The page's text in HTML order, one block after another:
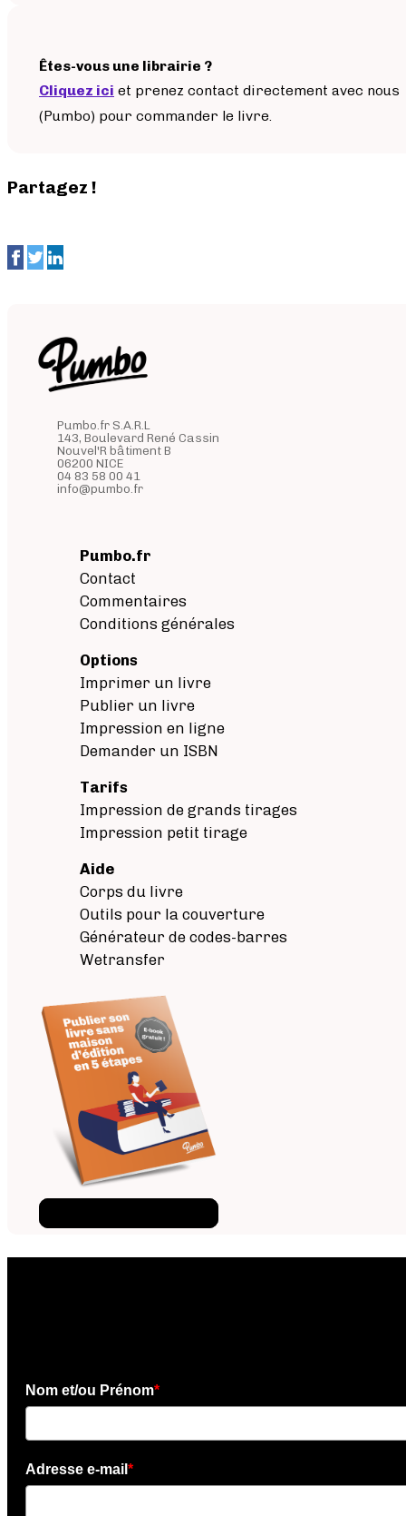
Êtes-vous une librairie ?
Cliquez ici et prenez contact directement avec nous
(Pumbo) pour commander le livre.
Partagez !
Pumbo.fr S.A.R.L
143, Boulevard René Cassin
Nouvel'R bâtiment B
06200 NICE
04 83 58 00 41
info@pumbo.fr
Pumbo.fr
Contact
Commentaires
Conditions générales
Options
Imprimer un livre
Publier un livre
Impression en ligne
Demander un ISBN
Tarifs
Impression de grands tirages
Impression petit tirage
Aide
Corps du livre
Outils pour la couverture
Générateur de codes-barres
Wetransfer
Nom et/ou Prénom*
Adresse e-mail *